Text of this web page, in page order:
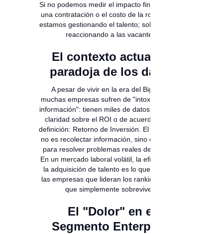
Si no podemos medir el impacto financiero de
una contratación o el costo de la rotación, no
estamos gestionando el talento; solo estamos
reaccionando a las vacantes.
El contexto actual: la
paradoja de los datos
A pesar de vivir en la era del Big Data,
muchas empresas sufren de "intoxicación de
información": tienen miles de datos pero poca
claridad sobre el ROI o de acuerdo con su
definición: Retorno de Inversión. El reto actual
no es recolectar información, sino conectarla
para resolver problemas reales de negocio.
En un mercado laboral volátil, la eficiencia en
la adquisición de talento es lo que separa a
las empresas que lideran los rankings de las
que simplemente sobreviven.
El "Dolor" en el
Segmento Enterprise